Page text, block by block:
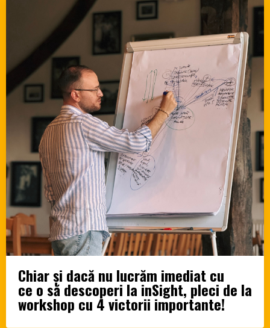
Chiar și dacă nu lucrăm imediat cu
ce o să descoperi la inSight, pleci de la
workshop cu 4 victorii importante!